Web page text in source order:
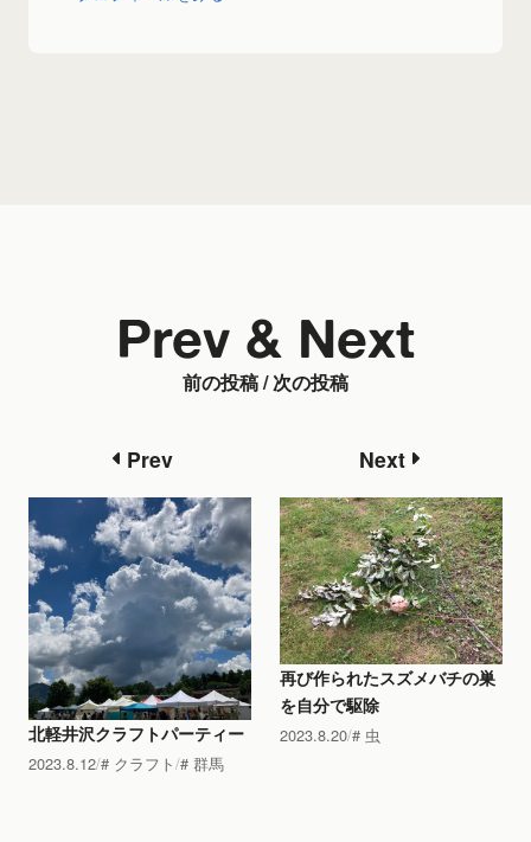
前の投稿 / 次の投稿
Prev & Next
Prev
北軽井沢クラフトパーティー
2023.8.12 クラフト 群馬
Next
再び作られたスズメバチの巣
を自分で駆除
2023.8.20 虫